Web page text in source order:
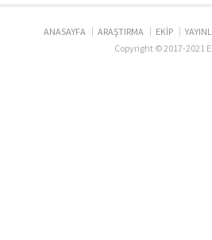
ANASAYFA ARAŞTIRMA EKİP
Copyright © 2017-2021